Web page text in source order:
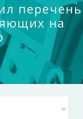
перечень
на